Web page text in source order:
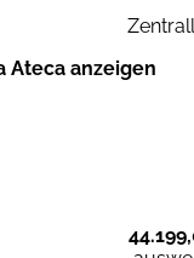
Ateca anzeigen